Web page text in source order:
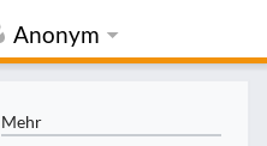
Anonym
Mehr